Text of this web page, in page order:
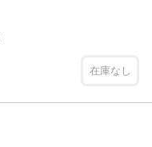
在庫なし